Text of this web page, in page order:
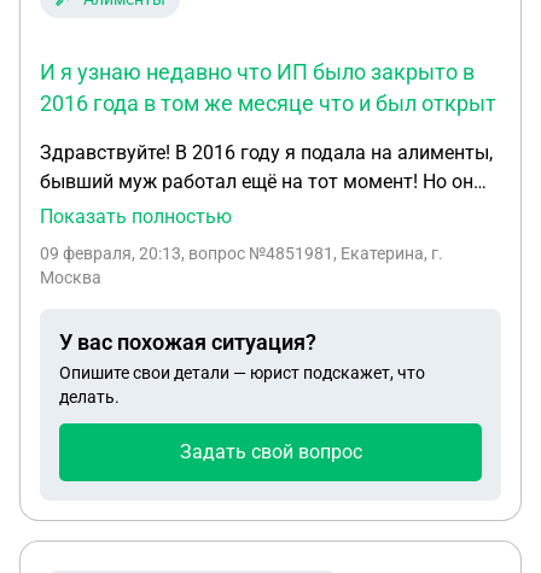
И я узнаю недавно что ИП было закрыто в
2016 года в том же месяце что и был открыт
Здравствуйте! В 2016 году я подала на алименты,
бывший муж работал ещё на тот момент! Но он
уволился в октябре 2016 года! С того момента
узнаю недавно что ИП было закрыто в 2016 года
возобновление ИЛ, а мне приходит отказ от
приставов! Я ездила к ним 4 года подряд за
справками, они тоже ничего не говорили мне об
ИЛ! И долг по алиментам (0) стоит! Что мне
делать лучше, опять писать на возобновление
Судом 2016 года был вынесенно постановление
Показать полностью
09 февраля, 20:13, вопрос №4851981, Екатерина, г.
Москва
У вас похожая ситуация?
Опишите свои детали — юрист подскажет, что
делать.
Задать свой вопрос